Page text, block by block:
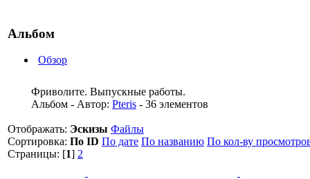
Альбом
Обзор
Фриволите. Выпускные работы.
Альбом - Автор: Pteris - 36 элементов
Отображать: Эскизы Файлы
Сортировка: По ID По дате По названию По кол-ву
Страницы: [1] 2